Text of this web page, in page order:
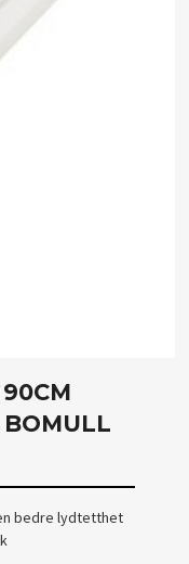
bedre lydtetthet